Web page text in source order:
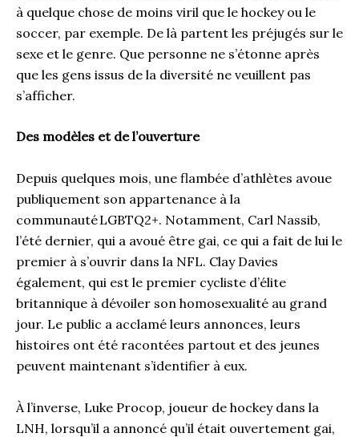
à quelque chose de moins viril que le hockey ou le
soccer, par exemple. De là partent les préjugés sur le
sexe et le genre. Que personne ne s’étonne après
que les gens issus de la diversité ne veuillent pas
s’afficher.
Des modèles et de l’ouverture
Depuis quelques mois, une flambée d’athlètes avoue
publiquement son appartenance à la
communauté LGBTQ2+. Notamment, Carl Nassib,
l’été dernier, qui a avoué être gai, ce qui a fait de lui le
premier à s’ouvrir dans la NFL. Clay Davies
également, qui est le premier cycliste d’élite
britannique à dévoiler son homosexualité au grand
jour. Le public a acclamé leurs annonces, leurs
histoires ont été racontées partout et des jeunes
peuvent maintenant s’identifier à eux.
À l’inverse, Luke Procop, joueur de hockey dans la
LNH, lorsqu’il a annoncé qu’il était ouvertement gai,